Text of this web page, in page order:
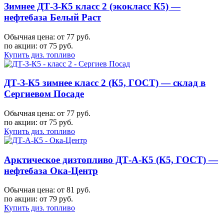
Зимнее ДТ-З-К5 класс 2 (экокласс К5) —
нефтебаза Белый Раст
Обычная цена: от 77 руб.
по акции: от 75 руб.
Купить диз. топливо
ДТ-З-К5 зимнее класс 2 (К5, ГОСТ) — склад в
Сергиевом Посаде
Обычная цена: от 77 руб.
по акции: от 75 руб.
Купить диз. топливо
Арктическое дизтопливо ДТ-А-К5 (К5, ГОСТ) —
нефтебаза Ока-Центр
Обычная цена: от 81 руб.
по акции: от 79 руб.
Купить диз. топливо